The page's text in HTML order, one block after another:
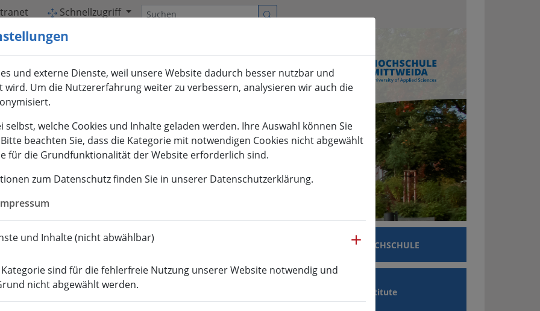
Schnellzugriff
Suchen
ABSOLVENTEN INTER­NATIONALES HOCHSCHULE
Wirtschafts­ingenieur­
Institute
und externe Dienste, weil unsere Website dadurch besser nutzbar und
Um die Nutzererfahrung weiter zu verbessern, analysieren wir auch die
selbst, welche Cookies und Inhalte geladen werden. Ihre Auswahl können Sie
beachten Sie, dass die Kategorie mit notwendigen Cookies nicht abgewählt
für die Grundfunktionalität der Website erforderlich sind.
zum Datenschutz finden Sie in unserer Datenschutzerklärung.
und Inhalte (nicht abwählbar)
sind für die fehlerfreie Nutzung unserer Website notwendig und
nicht abgewählt werden.